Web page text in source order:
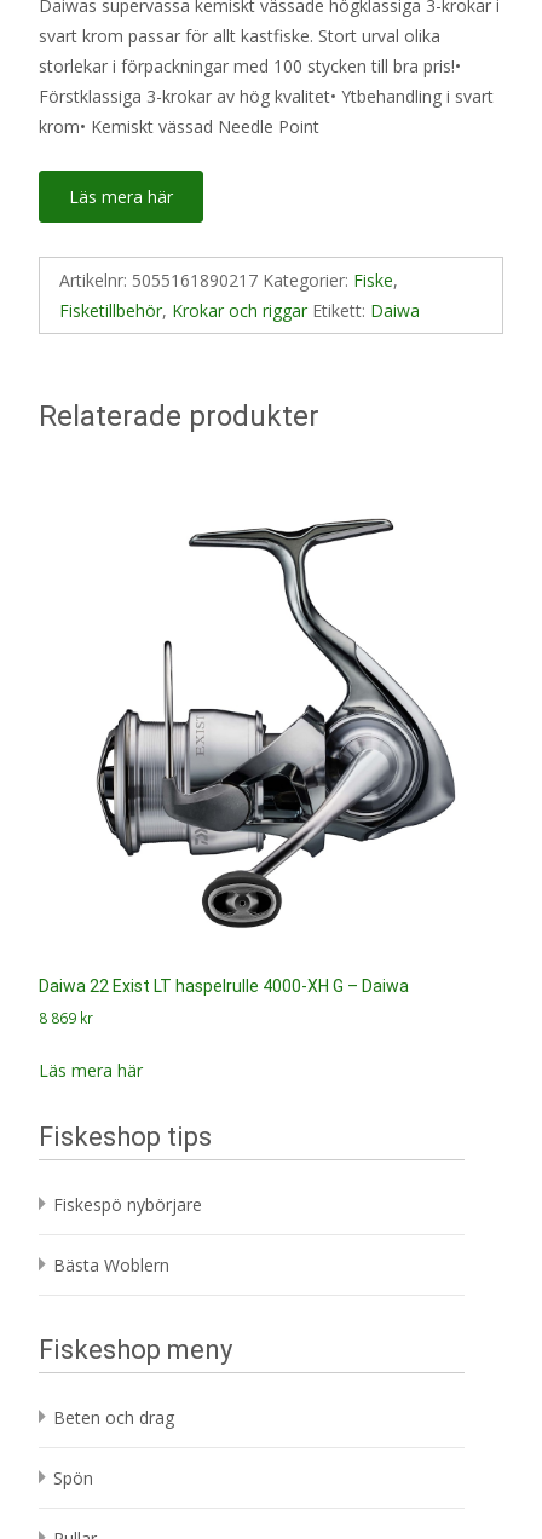
Daiwas supervassa kemiskt vässade högklassiga 3-krokar i
svart krom passar för allt kastfiske. Stort urval olika
storlekar i förpackningar med 100 stycken till bra pris!•
Förstklassiga 3-krokar av hög kvalitet• Ytbehandling i svart
krom• Kemiskt vässad Needle Point
Läs mera här
Artikelnr: 5055161890217 Kategorier: Fiske,
Fisketillbehör, Krokar och riggar Etikett: Daiwa
Relaterade produkter
Daiwa 22 Exist LT haspelrulle 4000-XH G – Daiwa
8 869 kr
Läs mera här
Fiskeshop tips
Fiskespö nybörjare
Bästa Woblern
Fiskeshop meny
Beten och drag
Spön